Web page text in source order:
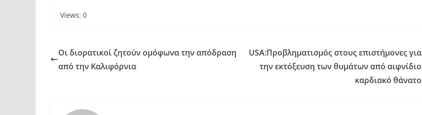
Views: 0
Οι διορατικοί ζητούν ομόφωνα την απόδραση
από την Καλιφόρνια
USA:Προβληματισμός στους επιστήμονες για
την εκτόξευση των θυμάτων από αιφνίδιο
καρδιακό θάνατο